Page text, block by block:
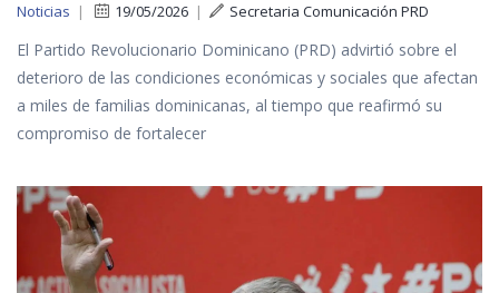
Noticias | 19/05/2026 | Secretaria Comunicación PRD
El Partido Revolucionario Dominicano (PRD) advirtió sobre el
deterioro de las condiciones económicas y sociales que afectan
a miles de familias dominicanas, al tiempo que reafirmó su
compromiso de fortalecer